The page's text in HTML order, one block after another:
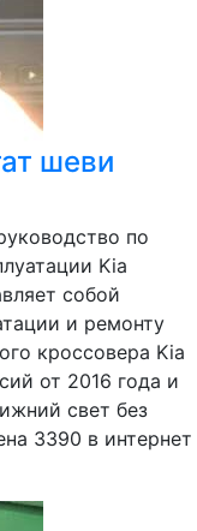
шеви
по
Kia
собой
и ремонту
кроссовера Kia
от 2016 года и
свет без
3390 в интернет